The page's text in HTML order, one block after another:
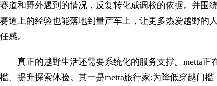
赛道和野外遇到的情况，反复转化成调校的依据。并围
赛道上的经验也能落地到量产车上，让更多热爱越野的
任感。
真正的越野生活还需要系统化的服务支撑。metta
槛、提升探索体验。其一是metta旅行家:为降低穿越门